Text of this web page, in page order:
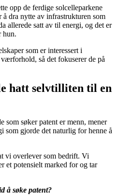
opp de ferdige solcelleparkene
dra nytte av infrastrukturen som
allerede satt av til energi, og det er
hun.
som er interessert i
så det fokuserer de på
hatt selvtilliten til en
som søker patent er menn, mener
som gjorde det naturlig for henne å
vi overlever som bedrift. Vi
et potensielt marked for og tar
å søke patent?